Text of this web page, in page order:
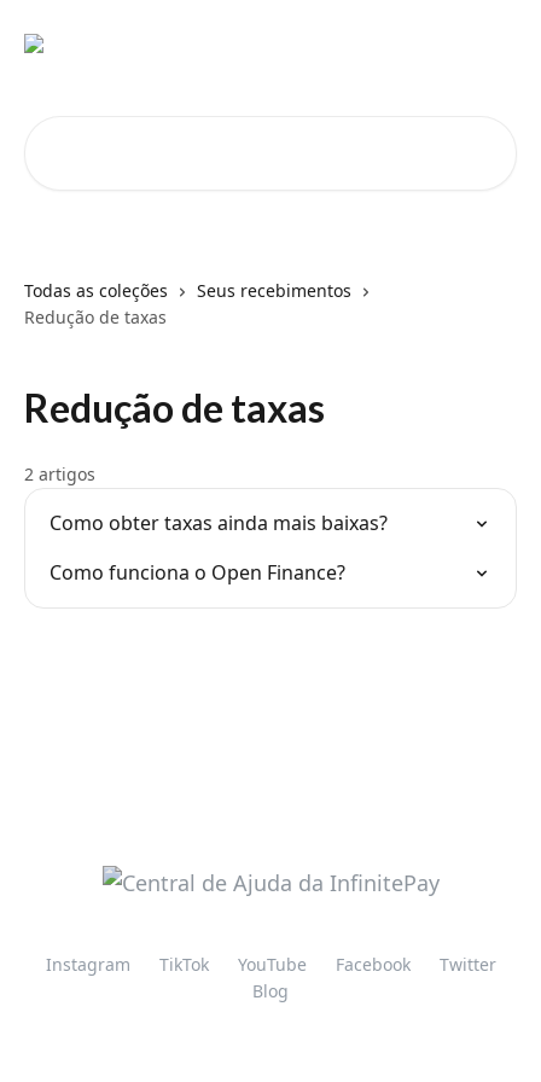
Todas as coleções
Seus recebimentos
Redução de taxas
Redução de taxas
2 artigos
Como obter taxas ainda mais baixas?
Como funciona o Open Finance?
Instagram TikTok YouTube Facebook
Twitter
Blog